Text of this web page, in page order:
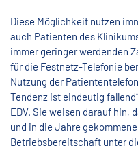
Diese Möglichkeit nutzen
auch Patienten des
immer geringer werdenden
für die Festnetz-Telefonie
Nutzung der
Tendenz ist eindeutig
EDV. Sie weisen darauf hin,
und in die Jahre
Betriebsbereitschaft unter